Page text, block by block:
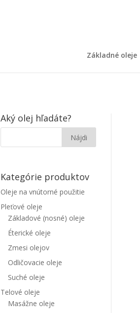
Základné oleje
Aký olej hľadáte?
Kategórie produktov
Oleje na vnútorné použitie
Pleťové oleje
Základové (nosné) oleje
Éterické oleje
Zmesi olejov
Odličovacie oleje
Suché oleje
Telové oleje
Masážne oleje